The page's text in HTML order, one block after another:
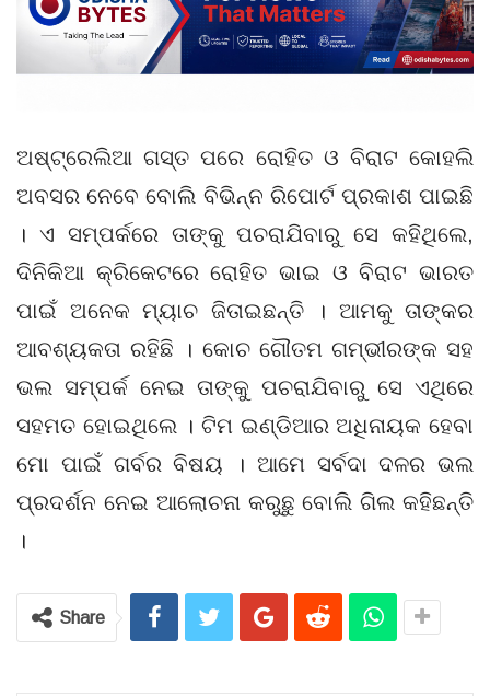
ଅଷ୍ଟ୍ରେଲିଆ ଗସ୍ତ ପରେ ରୋହିତ ଓ ବିରାଟ କୋହଲି
ଅବସର ନେବେ ବୋଲି ବିଭିନ୍ନ ରିପୋର୍ଟ ପ୍ରକାଶ ପାଇଛି
। ଏ ସମ୍ପର୍କରେ ତାଙ୍କୁ ପଚରାଯିବାରୁ ସେ କହିଥିଲେ,
ଦିନିକିଆ କ୍ରିକେଟରେ ରୋହିତ ଭାଇ ଓ ବିରାଟ ଭାରତ
ପାଇଁ ଅନେକ ମ୍ୟାଚ ଜିତାଇଛନ୍ତି । ଆମକୁ ତାଙ୍କର
ଆବଶ୍ୟକତା ରହିଛି । କୋଚ ଗୌତମ ଗମ୍ଭୀରଙ୍କ ସହ
ଭଲ ସମ୍ପର୍କ ନେଇ ତାଙ୍କୁ ପଚରାଯିବାରୁ ସେ ଏଥିରେ
ସହମତ ହୋଇଥିଲେ । ଟିମ ଇଣ୍ଡିଆର ଅଧିନାୟକ ହେବା
ମୋ ପାଇଁ ଗର୍ବର ବିଷୟ । ଆମେ ସର୍ବଦା ଦଳର ଭଲ
ପ୍ରଦର୍ଶନ ନେଇ ଆଲୋଚନା କରୁଛୁ ବୋଲି ଗିଲ କହିଛନ୍ତି
।
Share